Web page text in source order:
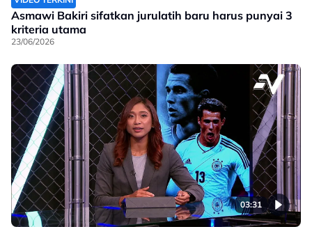
Asmawi Bakiri sifatkan jurulatih baru harus punyai 3
kriteria utama
23/06/2026
03:31